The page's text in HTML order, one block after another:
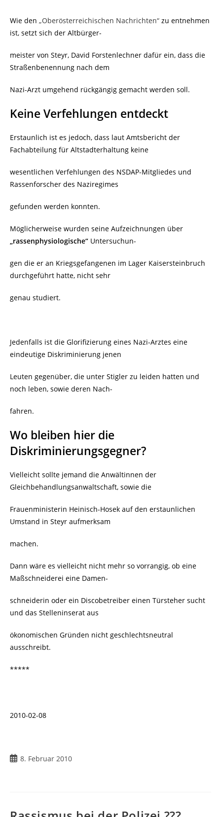
Wie den „Oberösterreichischen Nachrichten“ zu entnehmen
ist, setzt sich der Altbürger-
meister von Steyr, David Forstenlechner dafür ein, dass die
Straßenbenennung nach dem
Nazi-Arzt umgehend rückgängig gemacht werden soll.
Keine Verfehlungen entdeckt
Erstaunlich ist es jedoch, dass laut Amtsbericht der
Fachabteilung für Altstadterhaltung keine
wesentlichen Verfehlungen des NSDAP-Mitgliedes und
Rassenforscher des Naziregimes
gefunden werden konnten.
Möglicherweise wurden seine Aufzeichnungen über
„rassenphysiologische“ Untersuchun-
gen die er an Kriegsgefangenen im Lager Kaisersteinbruch
durchgeführt hatte, nicht sehr
genau studiert.
Jedenfalls ist die Glorifizierung eines Nazi-Arztes eine
eindeutige Diskriminierung jenen
Leuten gegenüber, die unter Stigler zu leiden hatten und
noch leben, sowie deren Nach-
fahren.
Wo bleiben hier die
Diskriminierungsgegner?
Vielleicht sollte jemand die Anwältinnen der
Gleichbehandlungsanwaltschaft, sowie die
Frauenministerin Heinisch-Hosek auf den erstaunlichen
Umstand in Steyr aufmerksam
machen.
Dann wäre es vielleicht nicht mehr so vorrangig, ob eine
Maßschneiderei eine Damen-
schneiderin oder ein Discobetreiber einen Türsteher sucht
und das Stelleninserat aus
ökonomischen Gründen nicht geschlechtsneutral
ausschreibt.
*****
2010-02-08
Beitrag
8. Februar 2010